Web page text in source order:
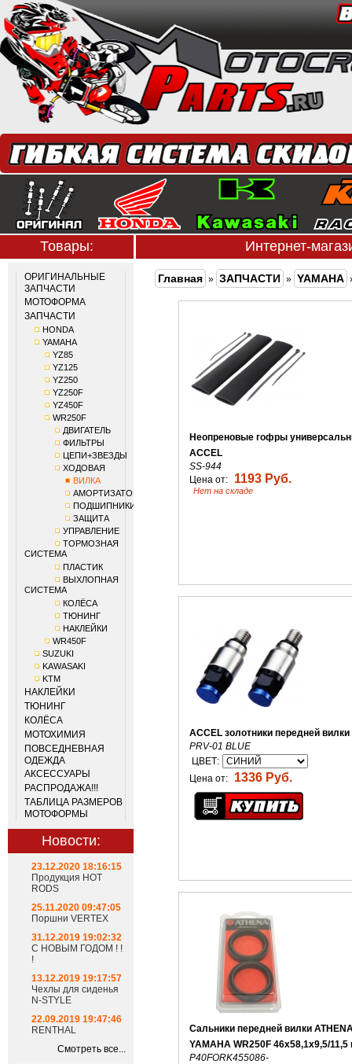
Товары: Интернет-
ОРИГИНАЛЬНЫЕ
ЗАПЧАСТИ
МОТОФОРМА
ЗАПЧАСТИ
HONDA
YAMAHA
YZ85
YZ125
YZ250
YZ250F
YZ450F
WR250F
ДВИГАТЕЛЬ
ФИЛЬТРЫ
ЦЕПИ+ЗВЕЗДЫ
ХОДОВАЯ
ВИЛКА
АМОРТИЗАТОР
ПОДШИПНИКИ
ЗАЩИТА
УПРАВЛЕНИЕ
ТОРМОЗНАЯ
СИСТЕМА
ПЛАСТИК
ВЫХЛОПНАЯ
СИСТЕМА
КОЛЁСА
ТЮНИНГ
НАКЛЕЙКИ
WR450F
SUZUKI
KAWASAKI
KTM
НАКЛЕЙКИ
ТЮНИНГ
КОЛЁСА
МОТОХИМИЯ
ПОВСЕДНЕВНАЯ
ОДЕЖДА
АКСЕССУАРЫ
РАСПРОДАЖА!!!
ТАБЛИЦА РАЗМЕРОВ
МОТОФОРМЫ
Новости:
23.12.2020 18:16:15
Продукция HOT
RODS
25.11.2020 09:47:05
Поршни VERTEX
31.12.2019 19:02:32
С НОВЫМ ГОДОМ ! !
!
13.12.2019 19:17:57
Чехлы для сиденья
N-STYLE
22.09.2019 19:47:46
RENTHAL
Смотреть все...
Главная » ЗАПЧАСТИ » YAMAHA
Неопреновые гофры
ACCEL
SS-944
Цена от:
1193 Руб.
Нет на складе
ACCEL золотники передней вилки
PRV-01 BLUE
ЦВЕТ:
Цена от:
1336 Руб.
Сальники передней вилки
YAMAHA WR250F 46x58,1x9,5/11,5
P40FORK455086-